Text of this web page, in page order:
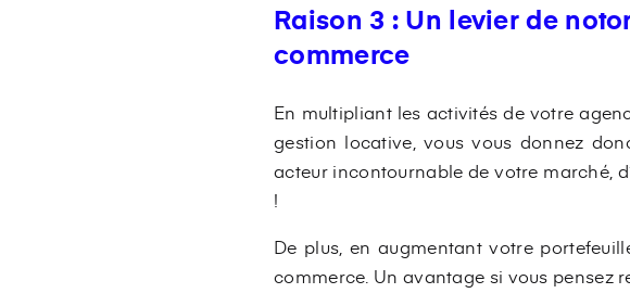
Raison 3 : Un levier de
commerce
En multipliant les activités de votre
gestion locative, vous vous donnez
acteur incontournable de votre marché,
!
De plus, en augmentant votre
commerce. Un avantage si vous pensez